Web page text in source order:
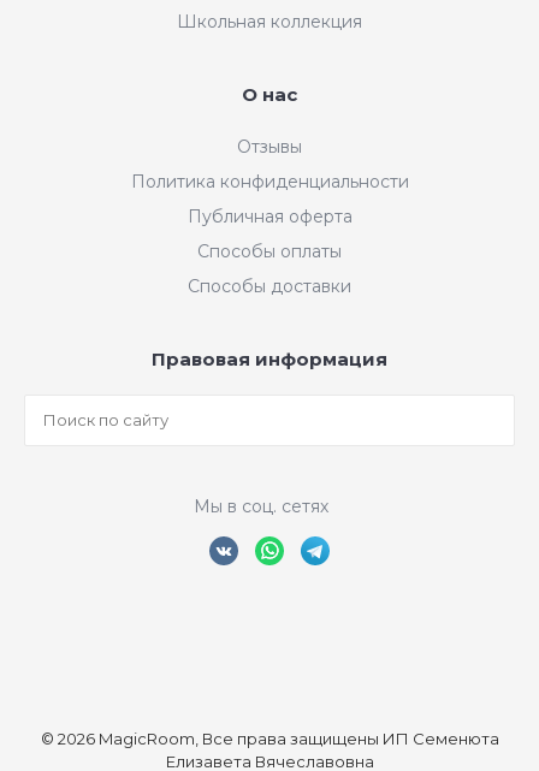
Школьная коллекция
О нас
Отзывы
Политика конфиденциальности
Публичная оферта
Способы оплаты
Способы доставки
Правовая информация
Мы в соц. сетях
© 2026 MagicRoom, Все права защищены ИП Семенюта
Елизавета Вячеславовна